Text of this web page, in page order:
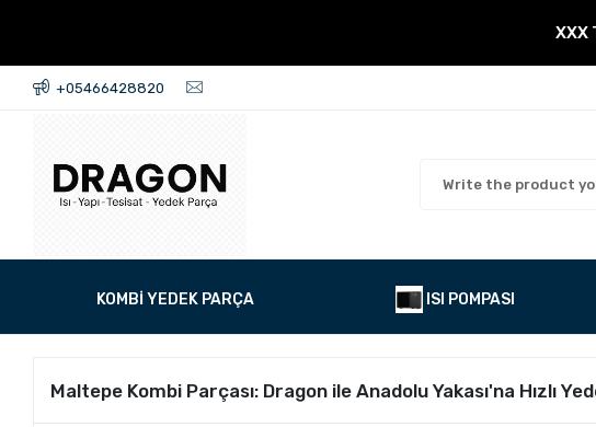
XXX
+05466428820
KOMBİ YEDEK PARÇA ISI POMPASI
Maltepe Kombi Parçası: Dragon ile Anadolu Yakası'na Hızlı